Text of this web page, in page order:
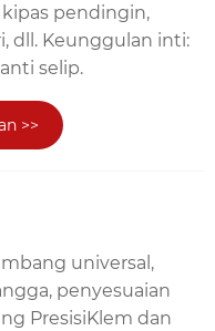
pendingin,
dll. Keunggulan inti:
selip.
>>
universal,
penyesuaian
PresisiKlem dan